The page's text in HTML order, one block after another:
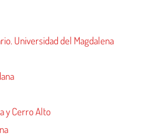
Universidad del Magdalena
y Cerro Alto